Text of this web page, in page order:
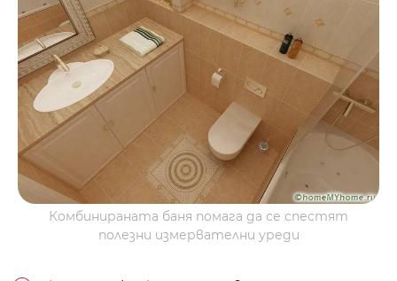
Комбинираната баня помага да се спестят
полезни измервателни уреди